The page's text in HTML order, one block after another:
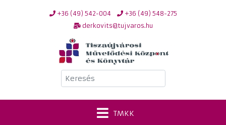
+36 (49) 542-004
+36 (49) 548-275
derkovits@tujvaros.hu
Keresés
TMKK